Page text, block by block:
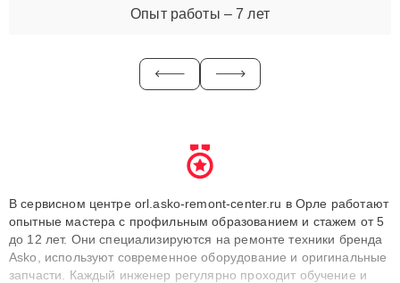
Опыт работы – 7 лет
В сервисном центре orl.asko-remont-center.ru в Орле работают
опытные мастера с профильным образованием и стажем от 5
до 12 лет. Они специализируются на ремонте техники бренда
Asko, используют современное оборудование и оригинальные
запчасти. Каждый инженер регулярно проходит обучение и